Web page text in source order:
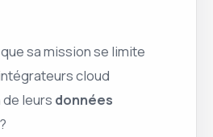
sa mission se limite
cloud
leurs données